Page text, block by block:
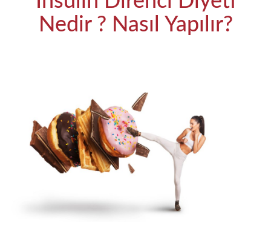
Nedir ? Nasıl Yapılır?